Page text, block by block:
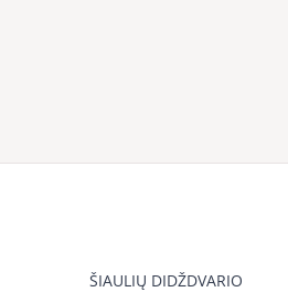
ŠIAULIŲ DIDŽDVARIO